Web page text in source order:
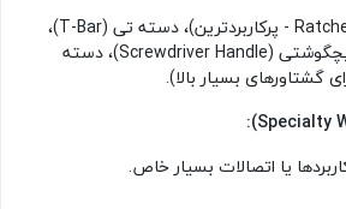
جغجغه‌ای (Ratchet - پرکاربردترین)، دسته تی (T-Bar)،
دسته L (L-Bar)، دسته پیچگوشتی (Screwdriver Handle)، دسته
یا اتصالات بسیار خاص.